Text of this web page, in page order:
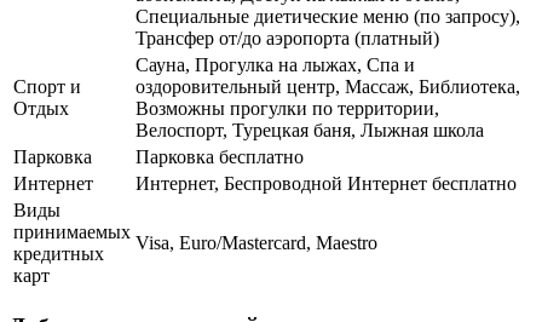
Специальные диетические меню (по запросу),
Трансфер от/до аэропорта (платный)
Спорт и
Отдых
Сауна, Прогулка на лыжах, Спа и
оздоровительный центр, Массаж, Библиотека,
Возможны прогулки по территории,
Велоспорт, Турецкая баня, Лыжная школа
Парковка
Парковка бесплатно
Интернет
Интернет, Беспроводной Интернет бесплатно
Виды
принимаемых
кредитных
карт
Visa, Euro/Mastercard, Maestro